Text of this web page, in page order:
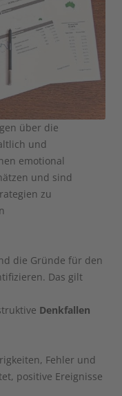
über die
und
emotional
und sind
zu
die Gründe für den
Das gilt
Denkfallen
Fehler und
positive Ereignisse